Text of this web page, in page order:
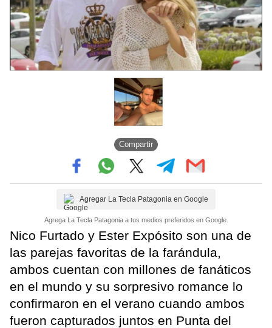
Compartir
Agregar La Tecla Patagonia en Google
Agrega La Tecla Patagonia a tus medios preferidos en Google.
Nico Furtado y Ester Expósito son una de
las parejas favoritas de la farándula,
ambos cuentan con millones de fanáticos
en el mundo y su sorpresivo romance lo
confirmaron en el verano cuando ambos
fueron capturados juntos en Punta del